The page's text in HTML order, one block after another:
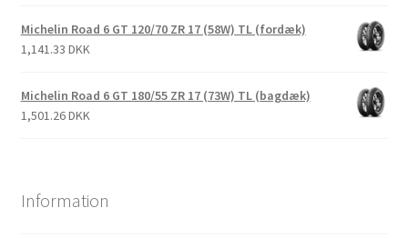
Michelin Road 6 GT 120/70 ZR 17 (58W) TL (fordæk)
1,141.33 DKK
Michelin Road 6 GT 180/55 ZR 17 (73W) TL (bagdæk)
1,501.26 DKK
Information